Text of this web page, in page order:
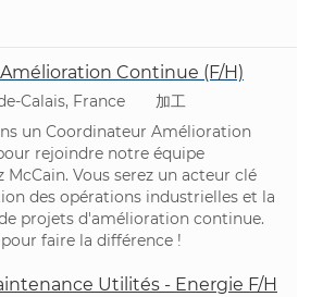
Continue (F/H)
Calais, France カテゴリ
加工
un Coordinateur Amélioration
rejoindre notre équipe
McCain. Vous serez un acteur clé
des opérations industrielles et la
projets d'amélioration continue.
faire la différence !
Utilités - Energie F/H